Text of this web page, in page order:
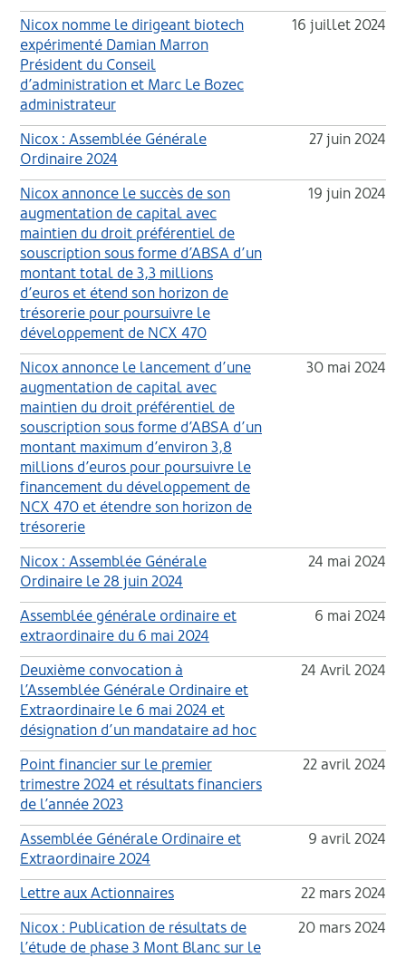
Nicox nomme le dirigeant biotech
expérimenté Damian Marron
Président du Conseil
d’administration et Marc Le Bozec
administrateur
16 juillet 2024
Nicox : Assemblée Générale
Ordinaire 2024
27 juin 2024
Nicox annonce le succès de son
augmentation de capital avec
maintien du droit préférentiel de
souscription sous forme d’ABSA d’un
montant total de 3,3 millions
d’euros et étend son horizon de
trésorerie pour poursuivre le
développement de NCX 470
19 juin 2024
Nicox annonce le lancement d’une
augmentation de capital avec
maintien du droit préférentiel de
souscription sous forme d’ABSA d’un
montant maximum d’environ 3,8
millions d’euros pour poursuivre le
financement du développement de
NCX 470 et étendre son horizon de
trésorerie
30 mai 2024
Nicox : Assemblée Générale
Ordinaire le 28 juin 2024
24 mai 2024
Assemblée générale ordinaire et
extraordinaire du 6 mai 2024
6 mai 2024
Deuxième convocation à
l’Assemblée Générale Ordinaire et
Extraordinaire le 6 mai 2024 et
désignation d’un mandataire ad hoc
24 Avril 2024
Point financier sur le premier
trimestre 2024 et résultats financiers
de l’année 2023
22 avril 2024
Assemblée Générale Ordinaire et
Extraordinaire 2024
9 avril 2024
Lettre aux Actionnaires
22 mars 2024
Nicox : Publication de résultats de
l’étude de phase 3 Mont Blanc sur le
20 mars 2024